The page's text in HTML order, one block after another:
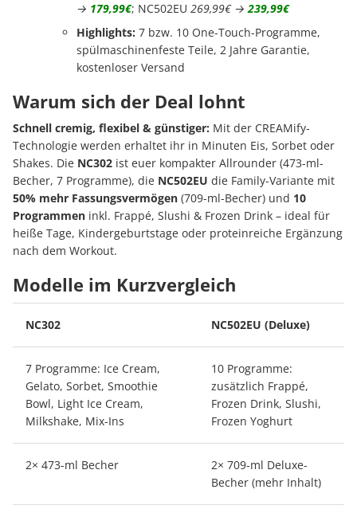
→ 179,99€; NC502EU 269,99€ → 239,99€
Highlights: 7 bzw. 10 One-Touch-Programme,
spülmaschinenfeste Teile, 2 Jahre Garantie,
kostenloser Versand
Warum sich der Deal lohnt
Schnell cremig, flexibel & günstiger: Mit der CREAMify-
Technologie werden erhaltet ihr in Minuten Eis, Sorbet oder
Shakes. Die NC302 ist euer kompakter Allrounder (473-ml-
Becher, 7 Programme), die NC502EU die Family-Variante mit
50% mehr Fassungsvermögen (709-ml-Becher) und 10
Programmen inkl. Frappé, Slushi & Frozen Drink – ideal für
heiße Tage, Kindergeburtstage oder proteinreiche Ergänzung
nach dem Workout.
Modelle im Kurzvergleich
NC302 NC502EU (Deluxe)
7 Programme: Ice Cream,
Gelato, Sorbet, Smoothie
Bowl, Light Ice Cream,
Milkshake, Mix-Ins
10 Programme:
zusätzlich Frappé,
Frozen Drink, Slushi,
Frozen Yoghurt
2× 473-ml Becher
2× 709-ml Deluxe-
Becher (mehr Inhalt)